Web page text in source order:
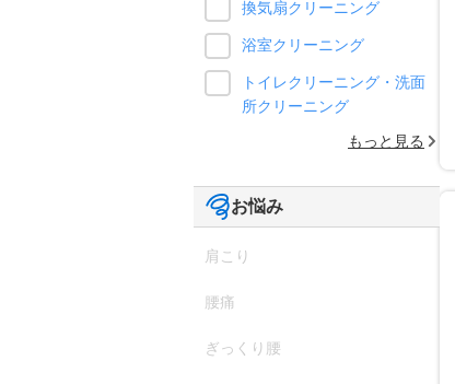
換気扇クリーニング
浴室クリーニング
トイレクリーニング・洗面
所クリーニング
もっと見る
お悩み
肩こり
腰痛
ぎっくり腰